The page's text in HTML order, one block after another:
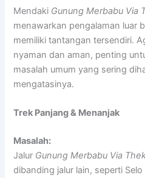
Mendaki Gunung Merbabu Via
menawarkan pengalaman luar
memiliki tantangan tersendiri.
nyaman dan aman, penting
masalah umum yang sering
mengatasinya.
Trek Panjang & Menanjak
Masalah:
Jalur Gunung Merbabu Via
dibanding jalur lain, seperti